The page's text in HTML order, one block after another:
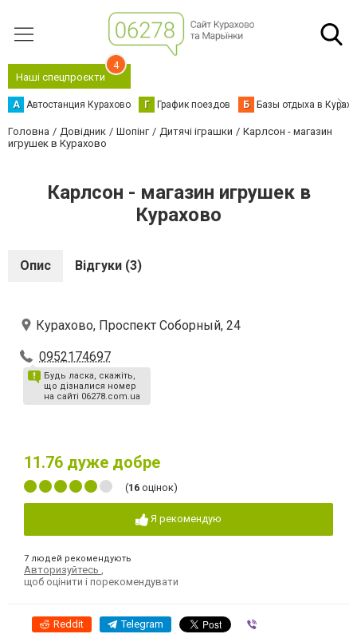
Наші спецпроєкти
4
А Автостанция Курахово Г График поездов Б Базы отдыха в
Головна Довідник Шопінг Дитячі іграшки
Карлсон - магазин
игрушек в Курахово
Карлсон - магазин игрушек в
Курахово
Опис Відгуки (3)
Курахово, Проспект Соборный, 24
0952174697
Будь ласка, скажіть,
що дізналися номер
на сайті 06278.com.ua
11.76 дуже добре
(16 оцінок)
Я рекомендую
7 людей рекомендують
Авторизуйтесь
щоб оцінити і порекомендувати
Reddit Telegram